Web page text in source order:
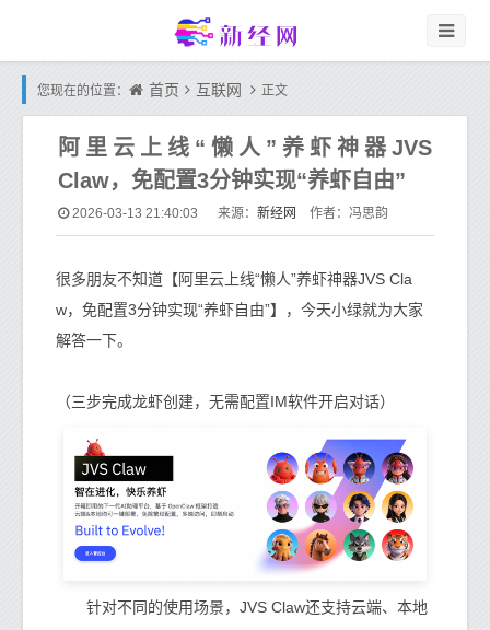
您现在的位置： 首页 互联网 正文
阿里云上线“懒人”养虾神器JVS
Claw，免配置3分钟实现“养虾自由”
2026-03-13 21:40:03 来源： 新经网 作者：冯思韵
很多朋友不知道【阿里云上线“懒人”养虾神器JVS Cla
w，免配置3分钟实现“养虾自由”】，今天小绿就为大家
解答一下。
（三步完成龙虾创建，无需配置IM软件开启对话）
针对不同的使用场景，JVS Claw还支持云端、本地